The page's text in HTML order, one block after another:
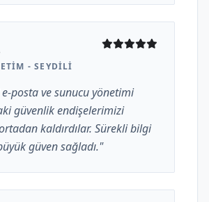
- SEYDILI
posta ve sunucu yönetimi
güvenlik endişelerimizi
kaldırdılar. Sürekli bilgi
güven sağladı."